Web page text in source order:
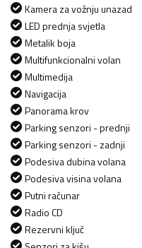
Kamera za vožnju unazad
LED prednja svjetla
Metalik boja
Multifunkcionalni volan
Multimedija
Navigacija
Panorama krov
Parking senzori - prednji
Parking senzori - zadnji
Podesiva dubina volana
Podesiva visina volana
Putni računar
Radio CD
Rezervni ključ